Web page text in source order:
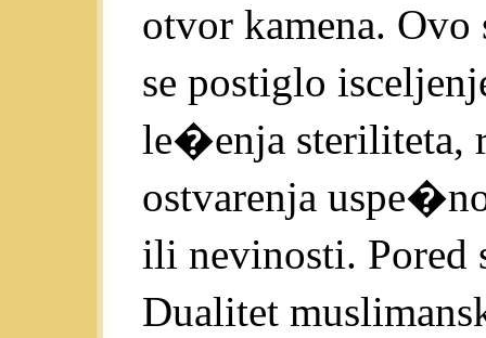
otvor kamena.
se postiglo
le�enja steriliteta,
ostvarenja
ili nevinosti.
Dualitet